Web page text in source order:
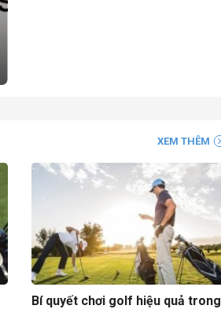
XEM THÊM
Bí quyết chơi golf hiệu quả trong